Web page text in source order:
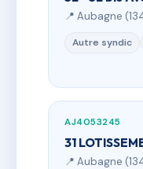
📍 Aubagne
Autre syndic
AJ4053245
31
📍 Aubagne